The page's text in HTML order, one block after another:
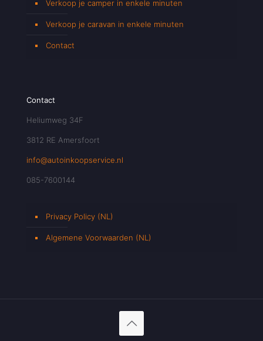
Verkoop je camper in enkele minuten
Verkoop je caravan in enkele minuten
Contact
Contact
Heliumweg 34F
3812 RE Amersfoort
info@autoinkoopservice.nl
085-7600144
Privacy Policy (NL)
Algemene Voorwaarden (NL)